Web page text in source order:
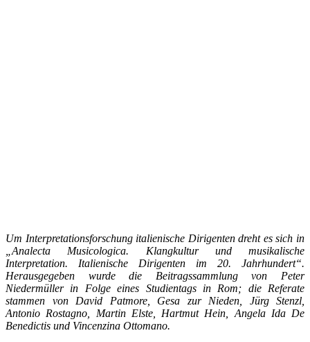
Um Interpretationsforschung italienische Dirigenten dreht es sich in
„Analecta Musicologica. Klangkultur und musikalische
Interpretation. Italienische Dirigenten im 20. Jahrhundert“.
Herausgegeben wurde die Beitragssammlung von Peter
Niedermüller in Folge eines Studientags in Rom; die Referate
stammen von David Patmore, Gesa zur Nieden, Jürg Stenzl,
Antonio Rostagno, Martin Elste, Hartmut Hein, Angela Ida De
Benedictis und Vincenzina Ottomano.